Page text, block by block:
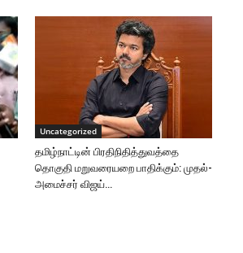
Uncategorized
தமிழ்நாட்டின் பிரதிநிதித்துவத்தை
தொகுதி மறுவரையறை பாதிக்கும்: முதல்-
அமைச்சர் விஜய்…